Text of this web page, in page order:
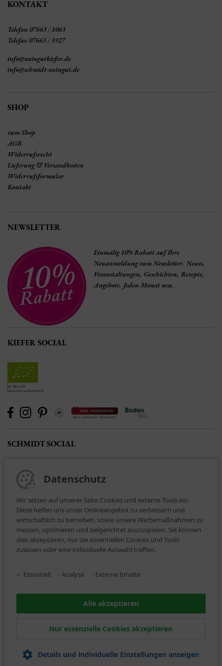
KONTAKT
Telefon 07663 / 1063
Telefax 07663 / 3927
info@weingutkiefer.de
info@schmidt-weingut.de
SHOP
zum Shop
AGB
Widerrufsrecht
Lieferung & Versandkosten
Widerrufsformular
Kontakt
NEWSLETTER
Einmalig 10% Rabatt auf Ihre
Neuanmeldung zum Newsletter. Neues,
Veranstaltungen, Geschichten, Rezepte,
Angebote. Jeden Monat neu.
KIEFER SOCIAL
SCHMIDT SOCIAL
BEZAHLARTEN
Datenschutz
Wir setzen auf unserer Seite Cookies und externe Tools ein.
Diese helfen uns unser Onlineangebot zu verbessern und
wirtschaftlich zu betreiben, sowie unsere Werbemaßnahmen zu
messen, optimieren und zielgerichtet auszuspielen. Sie können
dies akzeptieren, nur die essentiellen Cookies und Tools
zulassen oder eine individuelle Auswahl treffen.
✓ Essentiell Analyse Externe Inhalte
Alle akzeptieren
Nur essenzielle Cookies akzeptieren
Details und individuelle Einstellungen anzeigen